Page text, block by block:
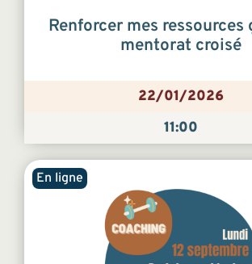
Renforcer mes ressources
mentorat croisé
22/01/2026
11:00
En ligne